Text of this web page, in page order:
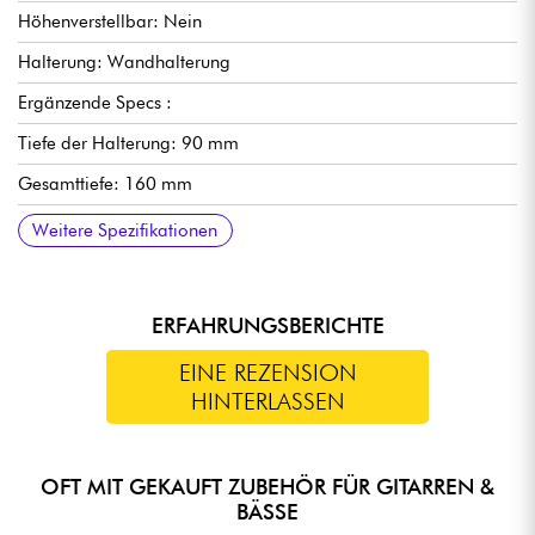
Höhenverstellbar: Nein
Halterung: Wandhalterung
Ergänzende Specs :
Tiefe der Halterung: 90 mm
Gesamttiefe: 160 mm
Breite: 90 mm
Durchmesser des Pfostens: 85 mm
Maximale Belastung: 12,5 kg
Weitere Spezifikationen
ERFAHRUNGSBERICHTE
EINE REZENSION
HINTERLASSEN
OFT MIT GEKAUFT ZUBEHÖR FÜR GITARREN &
BÄSSE